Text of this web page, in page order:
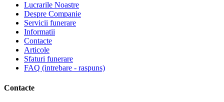
Lucrarile Noastre
Despre Companie
Servicii funerare
Informatii
Contacte
Articole
Sfaturi funerare
FAQ (intrebare - raspuns)
Contacte